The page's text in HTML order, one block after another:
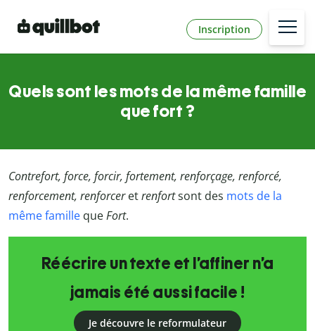
Inscription
Quels sont les mots de la même famille
que fort ?
Contrefort, force, forcir, fortement, renforçage, renforcé,
renforcement, renforceretrenfortsont des mots de la
même famille queFort.
Réécrire un texte et l’affiner n’a
jamais été aussi facile !
Je découvre le reformulateur